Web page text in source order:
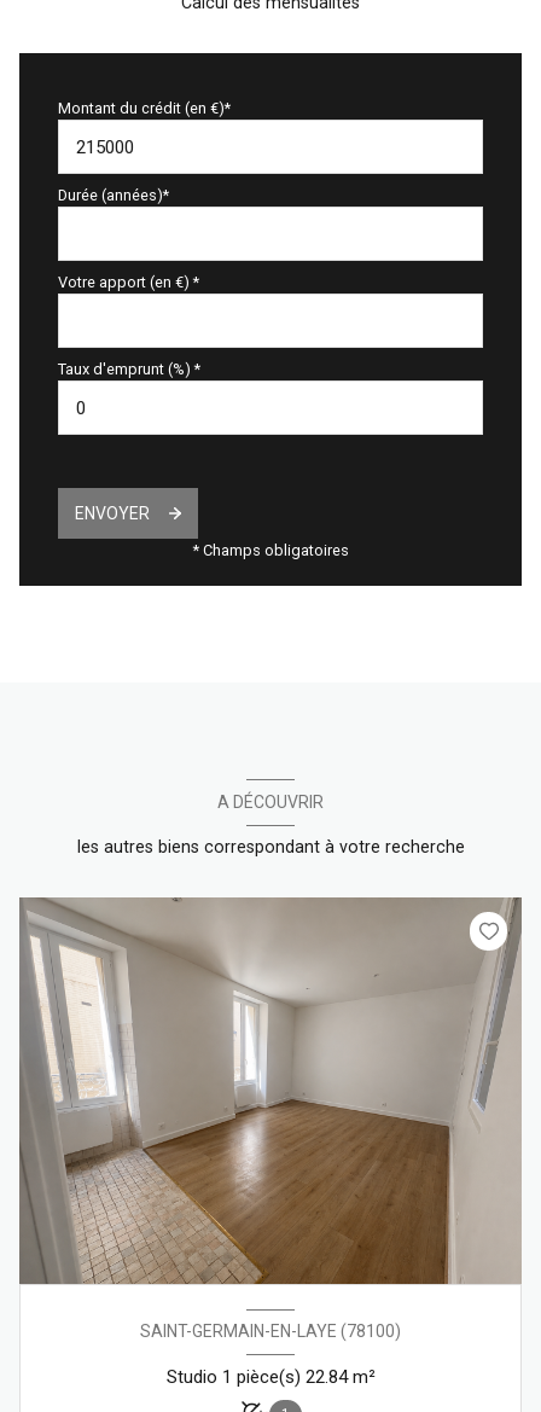
Montant du crédit (en €)*
Durée (années)*
Votre apport (en €) *
Taux d'emprunt (%) *
ENVOYER
* Champs obligatoires
A DÉCOUVRIR
les autres biens correspondant à votre recherche
SAINT-GERMAIN-EN-LAYE (78100)
Studio 1 pièce(s) 22.84 m²